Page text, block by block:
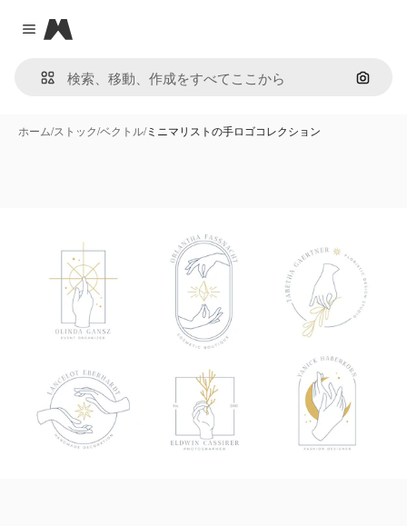
Close menu
Magnific
画像で
ホーム/ストック/ベクトル/ミニマリストの手ロゴコレクション